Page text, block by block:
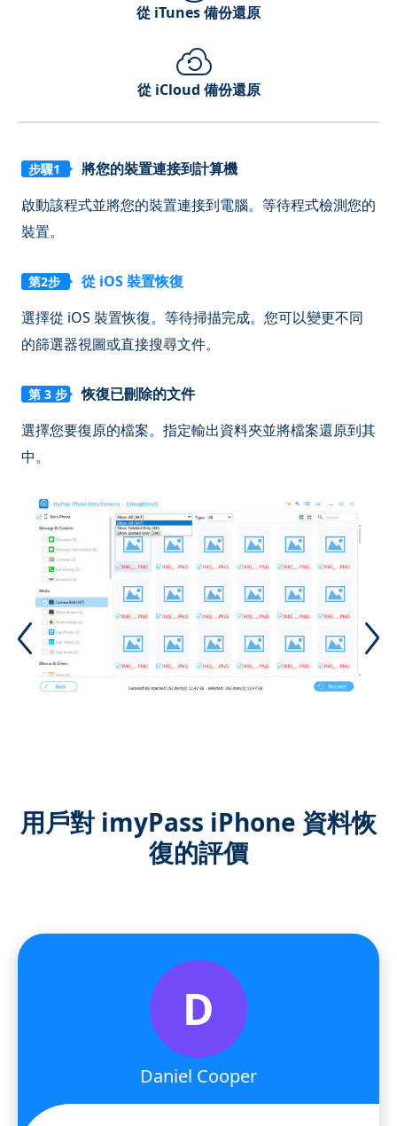
從 iTunes 備份還原
從 iCloud 備份還原
步驟1
將您的裝置連接到計算機
啟動該程式並將您的裝置連接到電腦。等待程式檢測您的
裝置。
第2步
從 iOS 裝置恢復
選擇從 iOS 裝置恢復。等待掃描完成。您可以變更不同
的篩選器視圖或直接搜尋文件。
第 3 步
恢復已刪除的文件
選擇您要復原的檔案。指定輸出資料夾並將檔案還原到其
中。
用戶對 imyPass iPhone 資料恢
復的評價
D
Daniel Cooper